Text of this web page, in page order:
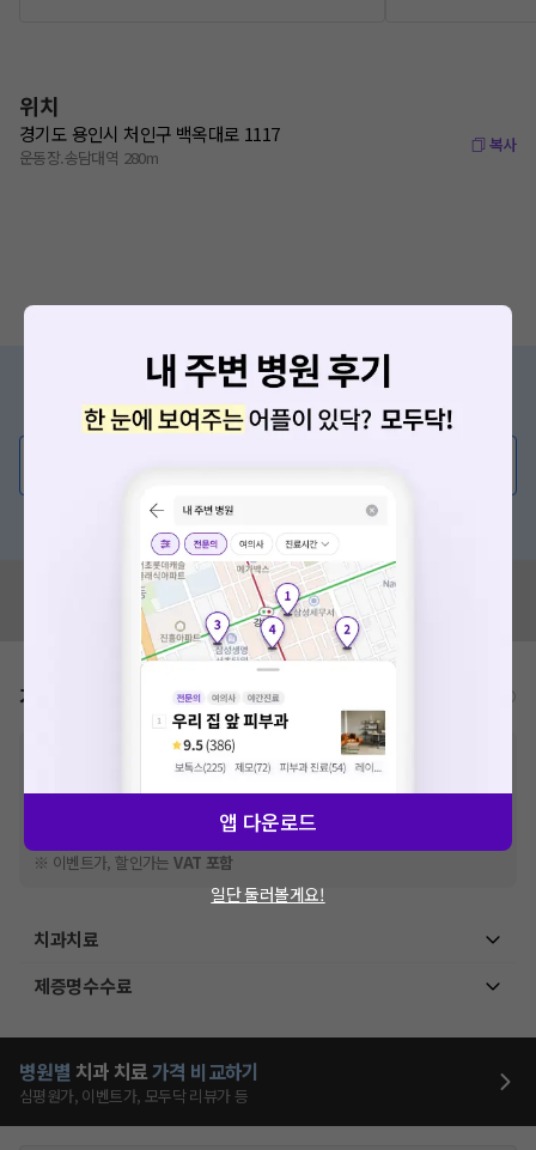
위치
경기도 용인시 처인구 백옥대로 1117
운동장.송담대역 280m
복사
증상/치료, 궁금한 점이 있나요?
의사가 직접 답해드려요!
혹은, 의료상담 서비스에 다양한 게시글 보러가기
혹시 잘못된 병원정보가 있나요?
모두닥 팀에 알려주세요!
가격표
비급여 항목의 경우,추가비용 등으로 실제 가격과 상이할 수 있으니, 정확
한 가격은 해당 의료기관에 직접 문의해주세요.
※급여 항목의 경우,건강보험심사평가원에 고지되어 있는 급여 진료 기준 가
격입니다. (진료와 연관된 복합적인 비용이 추가되어, 병원마다 금액이 다르게
산정될 수 있는 점 참고 바랍니다.)
※ 이벤트가, 할인가는VAT 포함
치과치료
제증명수수료
병원별 치과 치료가격 비교하기
심평원가, 이벤트가, 모두닥 리뷰가 등
앱 다운로드
일단 둘러볼게요!